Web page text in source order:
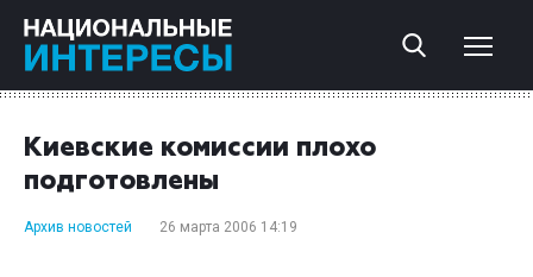
Киевские комиссии плохо
подготовлены
Архив новостей 26 марта 2006 14:19